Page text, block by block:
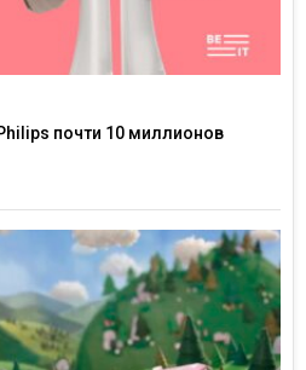
почти 10 миллионов